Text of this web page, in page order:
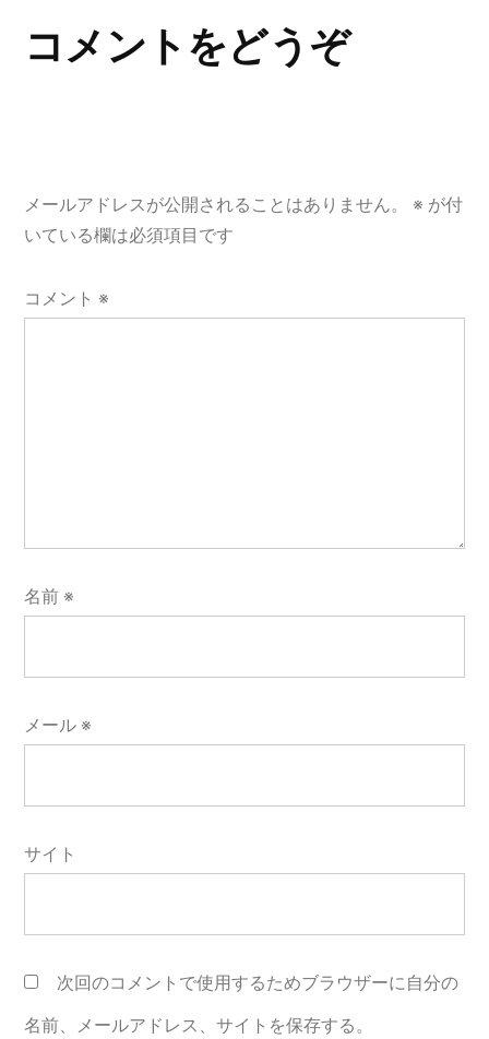
ゲ
ン
コメントをどうぞ
メールアドレスが公開されることはありません。 ※ が付
いている欄は必須項目です
コメント ※
名前 ※
メール ※
サイト
次回のコメントで使用するためブラウザーに自分の
名前、メールアドレス、サイトを保存する。